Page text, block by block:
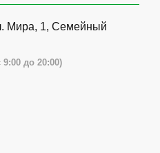
Мира, 1, Семейный
9:00 до 20:00)